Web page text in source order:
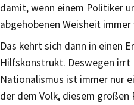
damit, wenn einem Politiker
abgehobenen Weisheit immer
Das kehrt sich dann in einen
Hilfskonstrukt. Deswegen
Nationalismus ist immer nur
der dem Volk, diesem